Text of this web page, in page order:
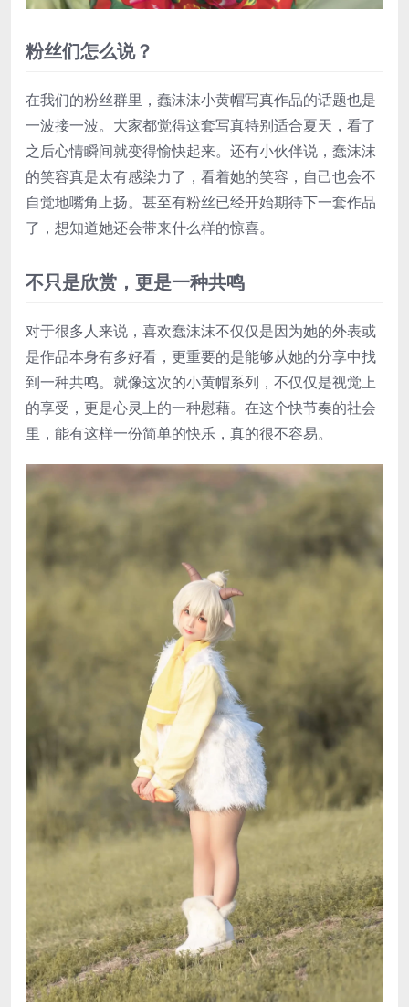
粉丝们怎么说？
在我们的粉丝群里，蠢沫沫小黄帽写真作品的话题也是
一波接一波。大家都觉得这套写真特别适合夏天，看了
之后心情瞬间就变得愉快起来。还有小伙伴说，蠢沫沫
的笑容真是太有感染力了，看着她的笑容，自己也会不
自觉地嘴角上扬。甚至有粉丝已经开始期待下一套作品
了，想知道她还会带来什么样的惊喜。
不只是欣赏，更是一种共鸣
对于很多人来说，喜欢蠢沫沫不仅仅是因为她的外表或
是作品本身有多好看，更重要的是能够从她的分享中找
到一种共鸣。就像这次的小黄帽系列，不仅仅是视觉上
的享受，更是心灵上的一种慰藉。在这个快节奏的社会
里，能有这样一份简单的快乐，真的很不容易。